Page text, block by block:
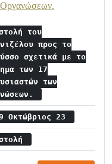
Οργανώσεων.
του
προς το
σχετικά με το
των 17
των
Οκτώβριος 23